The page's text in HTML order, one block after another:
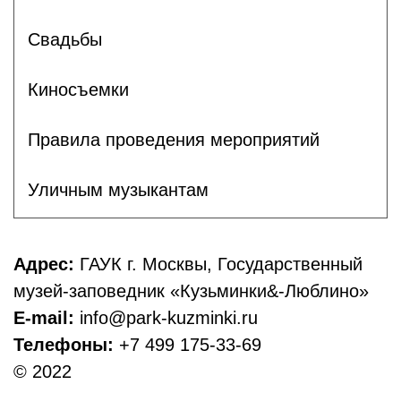
Свадьбы
Киносъемки
Правила проведения мероприятий
Уличным музыкантам
Адрес: ГАУК г. Москвы, Государственный
музей-заповедник «Кузьминки&-Люблино»
E-mail: info@park-kuzminki.ru
Телефоны: +7 499 175-33-69
© 2022